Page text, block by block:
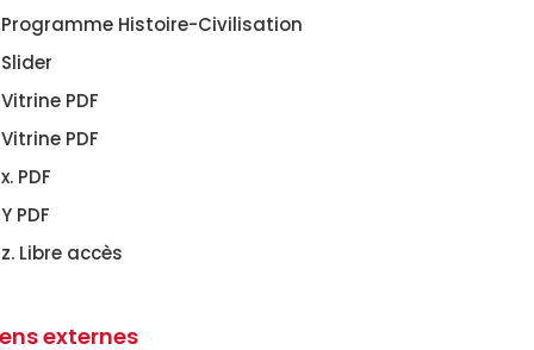
Programme Histoire-Civilisation
Slider
Vitrine PDF
Vitrine PDF
x. PDF
Y PDF
z. Libre accès
externes